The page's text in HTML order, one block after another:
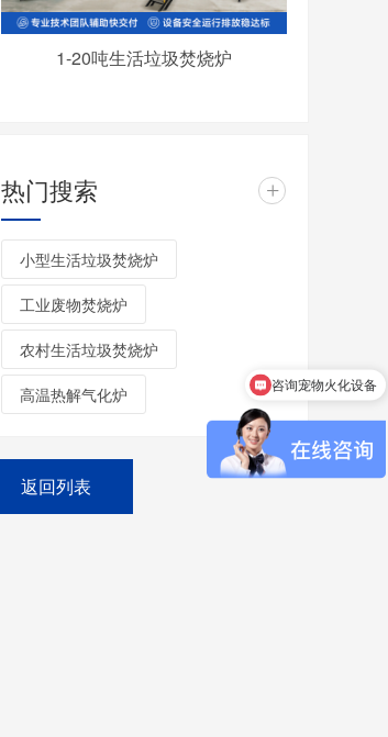
1-20吨生活垃圾焚烧炉
热门搜索 +
小型生活垃圾焚烧炉
工业废物焚烧炉
农村生活垃圾焚烧炉
高温热解气化炉
返回列表
每天能处理多少？